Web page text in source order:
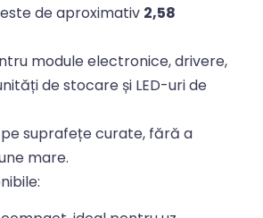
de aproximativ 2,58
module electronice, drivere,
de stocare și LED-uri de
suprafețe curate, fără a
mare.